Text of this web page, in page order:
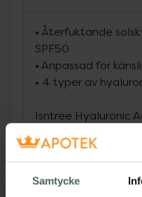
Samtycke
• Återfuktande
SPF50
• Anpassad för
• 4 typer av
Isntree Hyaluronic
SPF50+ är en
till ansiktet. Med 6
solskyddsfaktor 50
brettspektrumskydd